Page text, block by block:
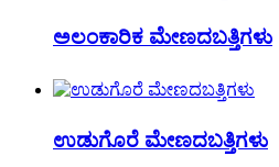
ಅಲಂಕಾರಿಕ ಮೇಣದಬತ್ತಿಗಳು
ಉಡುಗೊರೆ ಮೇಣದಬತ್ತಿಗಳು